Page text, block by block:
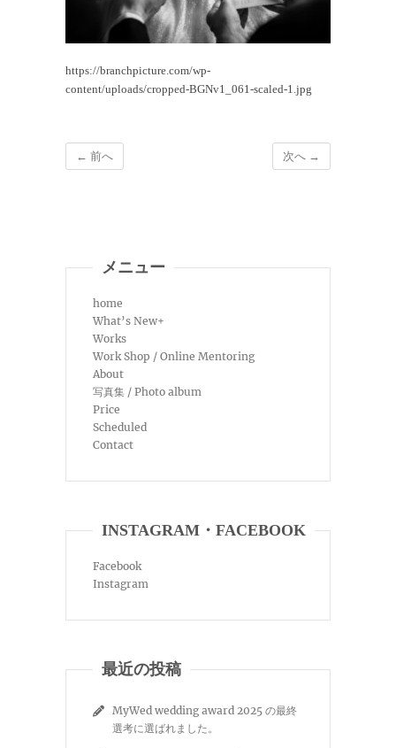
https://branchpicture.com/wp-
content/uploads/cropped-BGNv1_061-scaled-1.jpg
← 前へ 次へ →
メニュー
home
What’s New+
Works
Work Shop / Online Mentoring
About
写真集 / Photo album
Price
Scheduled
Contact
INSTAGRAM・FACEBOOK
Facebook
Instagram
最近の投稿
MyWed wedding award 2025 の最終
選考に選ばれました。